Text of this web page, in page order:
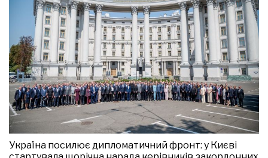
Україна посилює дипломатичний фронт: у Києві